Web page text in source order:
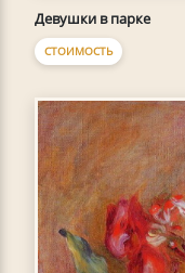
Девушки в парке
СТОИМОСТЬ